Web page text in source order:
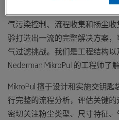
气污染控制、流程收集和扬尘
验打造出一流的完整解决方案
气过滤挑战。我们是工程结构以
Nederman MikroPul 的工程师了
MikroPul 擅于设计和实施交钥
行完整的流程分析，评估关键
密切关注粉尘类型、尺寸特征、